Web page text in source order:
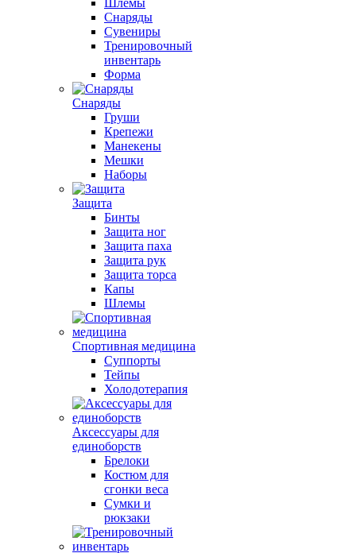
Шлемы
Снаряды
Сувениры
Тренировочный
инвентарь
Форма
Снаряды
Груши
Крепежи
Манекены
Мешки
Наборы
Защита
Бинты
Защита ног
Защита паха
Защита рук
Защита торса
Капы
Шлемы
Спортивная медицина
Суппорты
Тейпы
Холодотерапия
Аксессуары для
единоборств
Брелоки
Костюм для
сгонки веса
Сумки и
рюкзаки